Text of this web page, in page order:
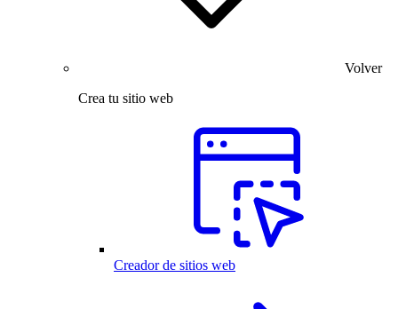
Volver
Crea tu sitio web
Creador de sitios web